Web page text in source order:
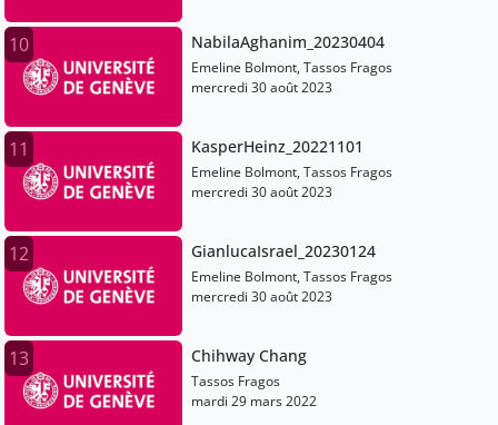
10 NabilaAghanim_20230404
Emeline Bolmont, Tassos Fragos
mercredi 30 août 2023
11 KasperHeinz_20221101
Emeline Bolmont, Tassos Fragos
mercredi 30 août 2023
12 GianlucaIsrael_20230124
Emeline Bolmont, Tassos Fragos
mercredi 30 août 2023
13 Chihway Chang
Tassos Fragos
mardi 29 mars 2022